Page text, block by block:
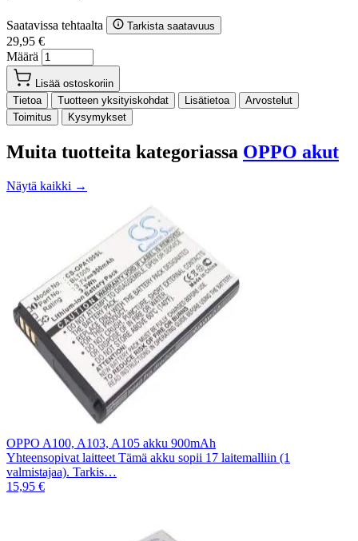
Saatavissa tehtaalta Tarkista saatavuus
29,95 €
Määrä
Lisää ostoskoriin
Tietoa
Tuotteen yksityiskohdat Lisätietoa
Arvostelut
Toimitus
Kysymykset
Muita tuotteita kategoriassa OPPO akut
Näytä kaikki →
OPPO A100, A103, A105 akku 900mAh
Yhteensopivat laitteet Tämä akku sopii 17 laitemalliin (1
valmistajaa). Tarkis…
15,95 €